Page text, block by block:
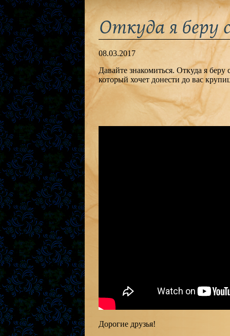
Откуда я беру
08.03.2017
Давайте знакомиться. Откуда я
который хочет донести до вас
Дорогие друзья!